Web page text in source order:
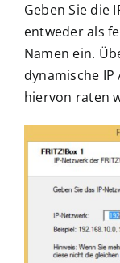
Geben Sie die
entweder als
Namen ein.
dynamische
hiervon raten